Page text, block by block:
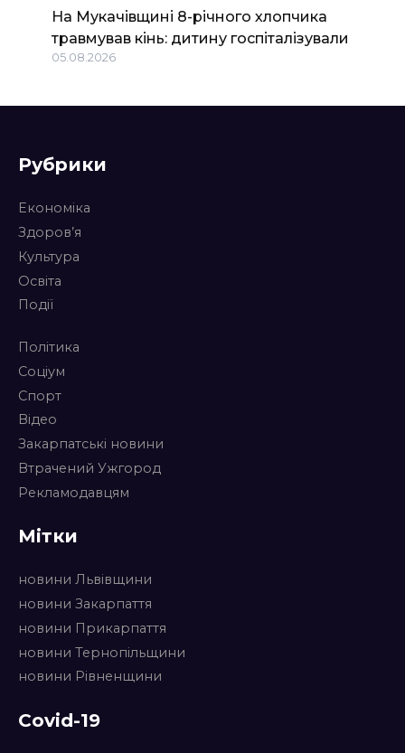
На Мукачівщині 8-річного хлопчика
травмував кінь: дитину госпіталізували
05.08.2026
Рубрики
Економіка
Здоров’я
Культура
Освіта
Події
Політика
Соціум
Спорт
Відео
Закарпатські новини
Втрачений Ужгород
Рекламодавцям
Мітки
новини Львівщини
новини Закарпаття
новини Прикарпаття
новини Тернопільщини
новини Рівненщини
Covid-19